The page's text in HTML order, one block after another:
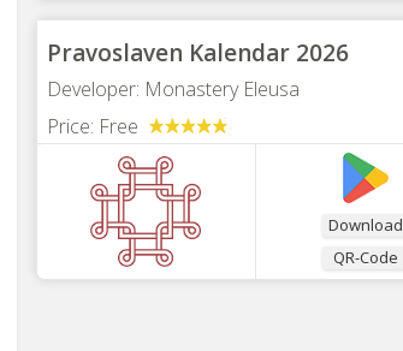
Download
QR-Code
Pravoslaven Kalendar 2026
Developer: Monastery Eleusa
Price: Free